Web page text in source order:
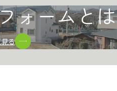
ォームとは
見る